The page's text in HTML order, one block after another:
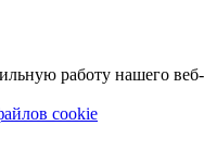
работу нашего веб-
cookie